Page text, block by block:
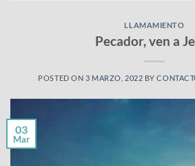
LLAMAMIENTO
Pecador, ven a
POSTED ON 3 MARZO, 2022 BY
03
Mar